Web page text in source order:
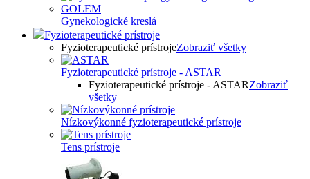
Gynekologické kreslá
Fyzioterapeutické prístroje
Fyzioterapeutické prístrojeZobraziť všetky
Fyzioterapeutické prístroje - ASTAR
Fyzioterapeutické prístroje - ASTARZobraziť
všetky
Nízkovýkonné fyzioterapeutické prístroje
Tens prístroje